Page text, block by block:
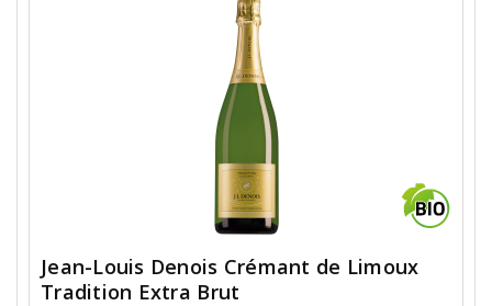
Jean-Louis Denois Crémant de Limoux
Tradition Extra Brut